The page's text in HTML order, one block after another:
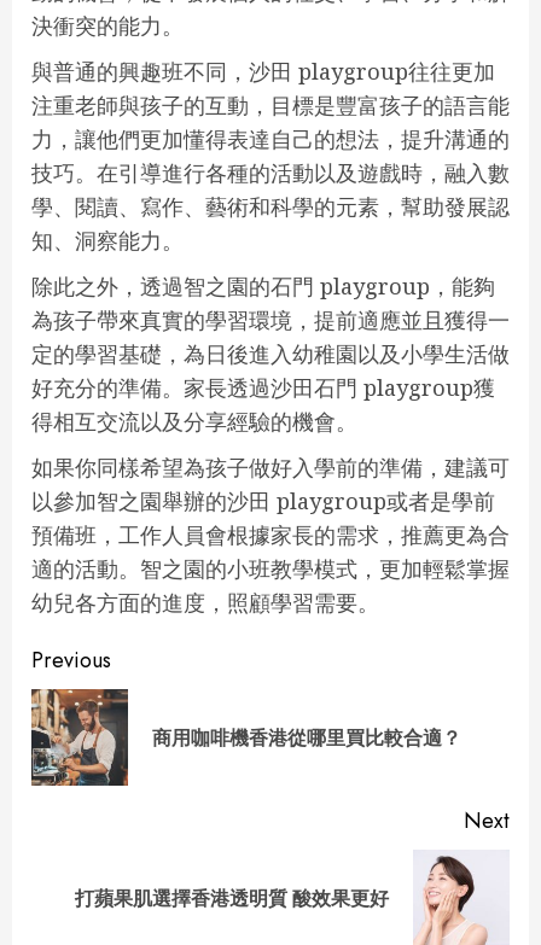
決衝突的能力。
與普通的興趣班不同，沙田 playgroup往往更加
注重老師與孩子的互動，目標是豐富孩子的語言能
力，讓他們更加懂得表達自己的想法，提升溝通的
技巧。在引導進行各種的活動以及遊戲時，融入數
學、閱讀、寫作、藝術和科學的元素，幫助發展認
知、洞察能力。
除此之外，透過智之園的石門 playgroup，能夠
為孩子帶來真實的學習環境，提前適應並且獲得一
定的學習基礎，為日後進入幼稚園以及小學生活做
好充分的準備。家長透過沙田石門 playgroup獲
得相互交流以及分享經驗的機會。
如果你同樣希望為孩子做好入學前的準備，建議可
以參加智之園舉辦的沙田 playgroup或者是學前
預備班，工作人員會根據家長的需求，推薦更為合
適的活動。智之園的小班教學模式，更加輕鬆掌握
幼兒各方面的進度，照顧學習需要。
Continue
Reading
Previous
商用咖啡機香港從哪里買比較合適？
Next
Next打蘋果肌選擇香港透明質 酸效果更好